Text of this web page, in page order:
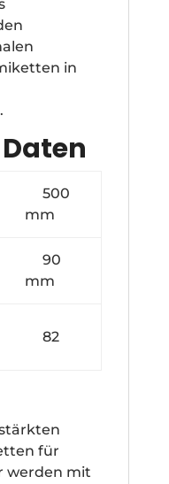
in
500
mm
90
mm
82
für
werden mit